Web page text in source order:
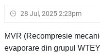
28 Jul, 2025 2:23pm
MVR (Recompresie
evaporare din grupul